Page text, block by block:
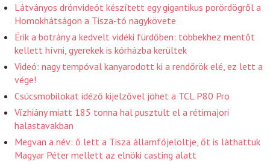
Látványos drónvideót készített egy gigantikus porördögről a
Homokhátságon a Tisza-tó nagykövete
Érik a botrány a kedvelt vidéki fürdőben: többekhez mentőt
kellett hívni, gyerekek is kórházba kerültek
Videó: nagy tempóval kanyarodott ki a rendőrök elé, ez lett a
vége!
Csúcsmobilokat idéző kijelzővel jöhet a TCL P80 Pro
Vízhiány miatt 185 tonna hal pusztult el a rétimajori
halastavakban
Megvan a név: ő lett a Tisza államfőjelöltje, őt is láthattuk
Magyar Péter mellett az elnöki casting alatt